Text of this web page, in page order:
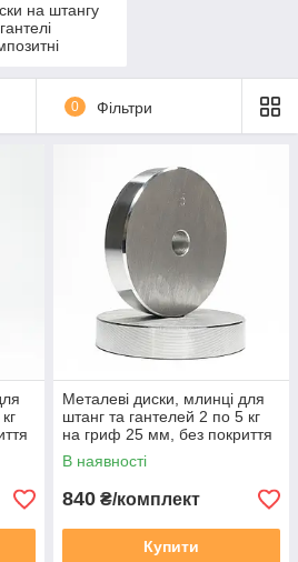
на штангу
0 Фільтри
Металеві диски, млинці для
штанг та гантелей 2 по 5 кг
на гриф 25 мм, без покриття
В наявності
840 ₴/комплект
Купити